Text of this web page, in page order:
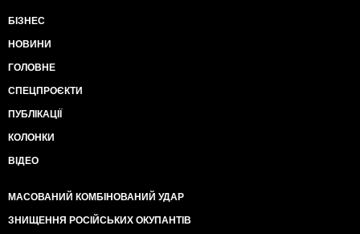
БІЗНЕС
НОВИНИ
ГОЛОВНЕ
СПЕЦПРОЄКТИ
ПУБЛІКАЦІЇ
КОЛОНКИ
ВІДЕО
МАСОВАНИЙ КОМБІНОВАНИЙ УДАР
ЗНИЩЕННЯ РОСІЙСЬКИХ ОКУПАНТІВ